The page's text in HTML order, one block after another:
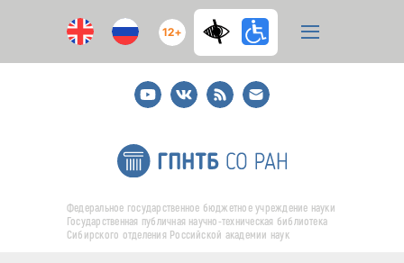
12+
YoutubeВКонтакте
RSS
E-
mail
подписка
Федеральное государственное бюджетное учреждение науки
Государственная публичная научно-техническая библиотека
Сибирского отделения Российской академии наук